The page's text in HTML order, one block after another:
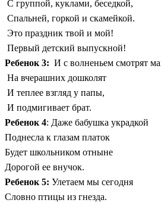
С группой, куклами, беседкой,
Спальней, горкой и скамейкой.
Это праздник твой и мой!
Первый детский выпускной!
Ребенок 3: И с волненьем смотрят
На вчерашних дошколят
И теплее взгляд у папы,
И подмигивает брат.
Ребенок 4: Даже бабушка украдкой
Поднесла к глазам платок
Будет школьником отныне
Дорогой ее внучок.
Ребенок 5: Улетаем мы сегодня
Словно птицы из гнезда.